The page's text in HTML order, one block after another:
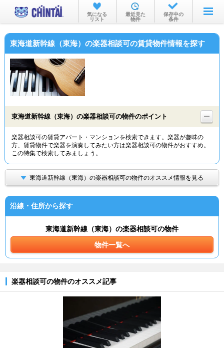
お部屋を探す
沿線・駅から
物件特集から
TOP
気になる
リスト
最近見た
物件
保存中の
条件
東海道新幹線（東海）の楽器相談可の賃貸物件情報を探す
東海道新幹線（東海）の楽器相談可の物件のポイント
楽器相談可の賃貸アパート・マンションを検索できます。楽器が趣味の
方、賃貸物件で楽器を演奏してみたい方は楽器相談可の物件がおすすめ。
この特集で検索してみましょう。
東海道新幹線（東海）の楽器相談可の物件のオススメ情報を見る
沿線・住所から探す
東海道新幹線（東海）の楽器相談可の物件
物件一覧へ
楽器相談可の物件のオススメ記事